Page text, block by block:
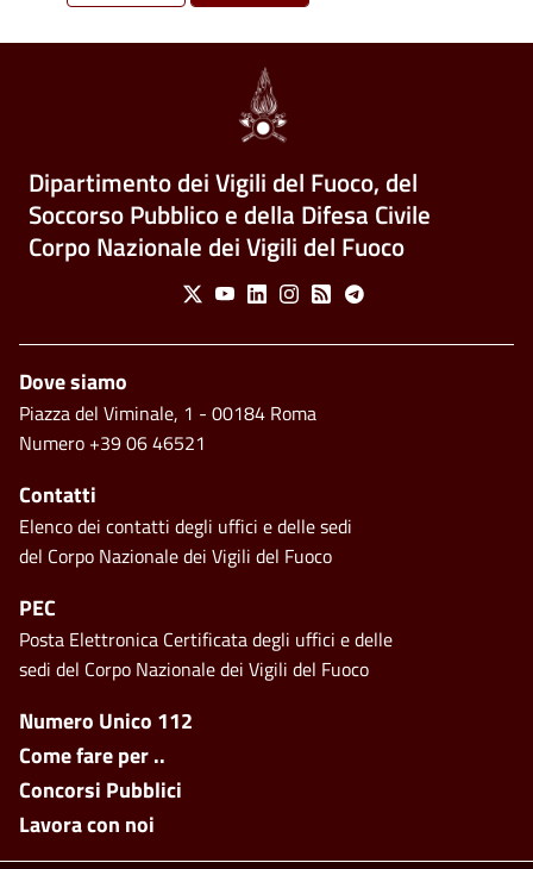
Dipartimento dei Vigili del Fuoco, del
Soccorso Pubblico e della Difesa Civile
Corpo Nazionale dei Vigili del Fuoco
Social Menu
X YoutubeLinkedinInstagram
Feed Telegram
Footer side menu
Numero Unico 112
Come fare per ..
Concorsi Pubblici
Lavora con noi
Footer
Dove siamo
Piazza del Viminale, 1 - 00184 Roma
Numero +39 06 46521
Contatti
Elenco dei contatti degli uffici e delle sedi
del Corpo Nazionale dei Vigili del Fuoco
PEC
Posta Elettronica Certificata degli uffici e delle
sedi del Corpo Nazionale dei Vigili del Fuoco